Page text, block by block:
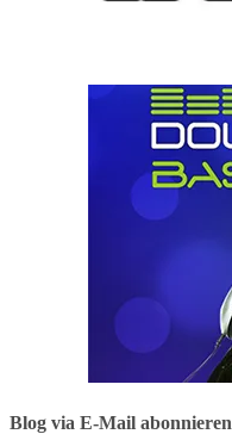
Blog via E-Mail abonnieren